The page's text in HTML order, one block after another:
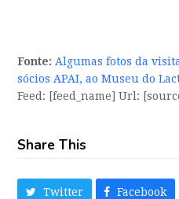
Fonte: Algumas fotos da
sócios APAI, ao Museu do
Feed: [feed_name] Url:
Share This
Twitter Facebook